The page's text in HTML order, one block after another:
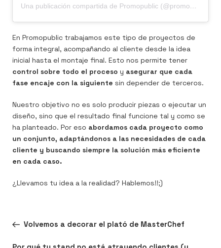
Una publicación compartida de Promopublic (@promopublic)
En Promopublic trabajamos este tipo de proyectos de
forma integral, acompañando al cliente desde la idea
inicial hasta el montaje final. Esto nos permite tener
control sobre todo el proceso y asegurar que cada
fase encaje con la siguiente sin depender de terceros.
Nuestro objetivo no es solo producir piezas o ejecutar un
diseño, sino que el resultado final funcione tal y como se
ha planteado. Por eso abordamos cada proyecto como
un conjunto, adaptándonos a las necesidades de cada
cliente y buscando siempre la solución más eficiente
en cada caso.
¿Llevamos tu idea a la realidad? Hablemos!!;)
de
entradas
Entrada
ANTERIOR
Volvemos a decorar el plató de MasterChef
SIGUIENTE